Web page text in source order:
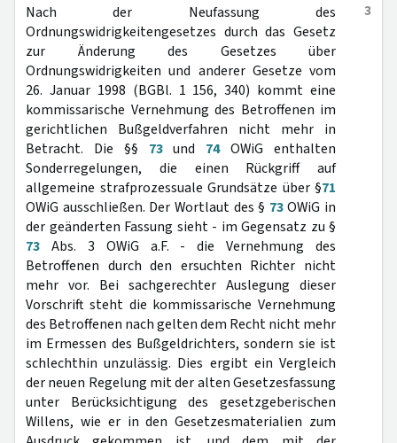
3
Nach der Neufassung des
Ordnungswidrigkeitengesetzes durch das Gesetz
zur Änderung des Gesetzes über
Ordnungswidrigkeiten und anderer Gesetze vom
26. Januar 1998 (BGBl. 1 156, 340) kommt eine
kommissarische Vernehmung des Betroffenen im
gerichtlichen Bußgeldverfahren nicht mehr in
Betracht. Die §§ 73und 74OWiG enthalten
Sonderregelungen, die einen Rückgriff auf
allgemeine strafprozessuale Grundsätze über §71
OWiG ausschließen. Der Wortlaut des § 73OWiG in
der geänderten Fassung sieht - im Gegensatz zu §
73 Abs. 3 OWiG a.F. - die Vernehmung des
Betroffenen durch den ersuchten Richter nicht
mehr vor. Bei sachgerechter Auslegung dieser
Vorschrift steht die kommissarische Vernehmung
des Betroffenen nach gelten dem Recht nicht mehr
im Ermessen des Bußgeldrichters, sondern sie ist
schlechthin unzulässig. Dies ergibt ein Vergleich
der neuen Regelung mit der alten Gesetzesfassung
unter Berücksichtigung des gesetzgeberischen
Willens, wie er in den Gesetzesmaterialien zum